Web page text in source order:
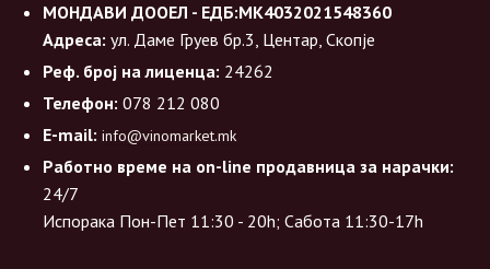
МОНДАВИ ДООЕЛ - ЕДБ:МК4032021548360
Адреса: ул. Даме Груев бр.3, Центар, Скопје
Реф. број на лиценца: 24262
Телефон: 078 212 080
E-mail: info@vinomarket.mk
Работно време на on-line продавница за нарачки:
24/7
Испорака Пон-Пет 11:30 - 20h; Сабота 11:30-17h